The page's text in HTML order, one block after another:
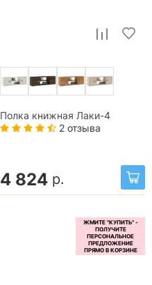
Полка книжная Лаки-4
2 отзыва
4 824 р.